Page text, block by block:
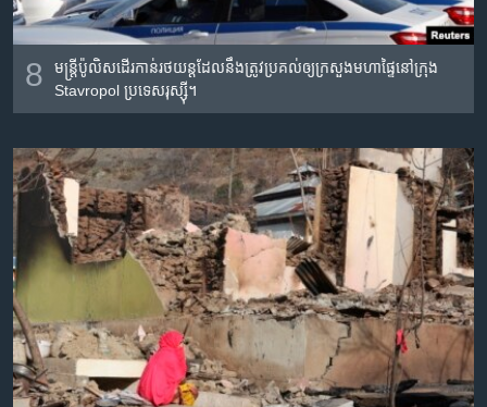
8
មន្រ្តីប៉ូលិសដើរកាន់រថយន្តដែលនឹងត្រូវប្រគល់ឲ្យក្រសួងមហាផ្ទៃនៅក្រុង
Stavropol ប្រទេសរុស្ស៊ី។